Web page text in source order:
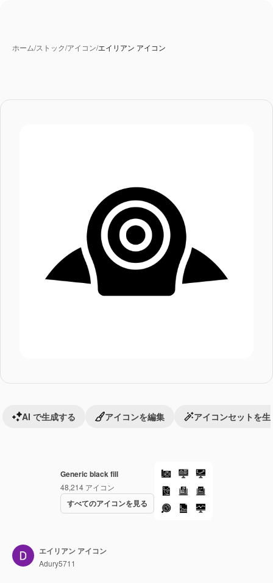
ホーム/ストック/アイコン/エイリアン アイコン
Generic black fill
48,214 アイコン
すべてのアイコンを見る
AI で生成する アイコンを編集 アイコンセットを生
エイリアン アイコン
Adury5711